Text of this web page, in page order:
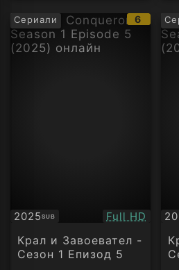
Сериали
IMDb
6
2025SUB
Субтитри Качество:
Full HD
Крал и Завоевател -
Сезон 1 Епизод 5